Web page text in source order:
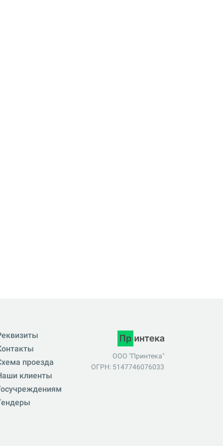
проезда
клиенты
ООО "Принтека"
ОГРН: 5147746076033